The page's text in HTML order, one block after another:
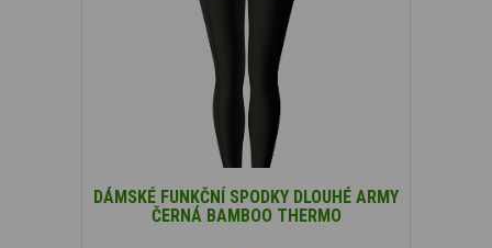
DÁMSKÉ FUNKČNÍ SPODKY DLOUHÉ ARMY
ČERNÁ BAMBOO THERMO